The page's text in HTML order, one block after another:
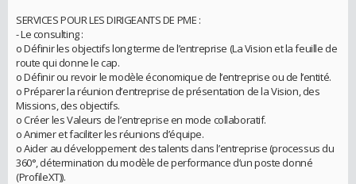
SERVICES POUR LES DIRIGEANTS DE PME :
- Le consulting :
o Définir les objectifs long terme de l’entreprise (La Vision et la feuille de
route qui donne le cap.
o Définir ou revoir le modèle économique de l’entreprise ou de l’entité.
o Préparer la réunion d’entreprise de présentation de la Vision, des
Missions, des objectifs.
o Créer les Valeurs de l’entreprise en mode collaboratif.
o Animer et faciliter les réunions d’équipe.
o Aider au développement des talents dans l’entreprise (processus du
360°, détermination du modèle de performance d’un poste donné
(ProfileXT)).